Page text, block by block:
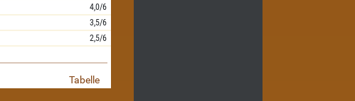
4,0/6
3,5/6
2,5/6
Tabelle